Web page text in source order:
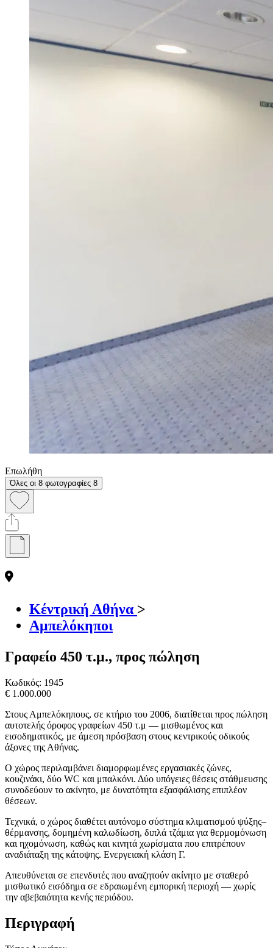
Επωλήθη
Όλες οι 8 φωτογραφίες 8
Κέντρική Αθήνα >
Αμπελόκηποι
Γραφείο 450 τ.μ., προς πώληση
Κωδικός: 1945
€ 1.000.000
Στους Αμπελόκηπους, σε κτήριο του 2006, διατίθεται προς πώληση
αυτοτελής όροφος γραφείων 450 τ.μ — μισθωμένος και
εισοδηματικός, με άμεση πρόσβαση στους κεντρικούς οδικούς
άξονες της Αθήνας.
Ο χώρος περιλαμβάνει διαμορφωμένες εργασιακές ζώνες,
κουζινάκι, δύο WC και μπαλκόνι. Δύο υπόγειες θέσεις στάθμευσης
συνοδεύουν το ακίνητο, με δυνατότητα εξασφάλισης επιπλέον
θέσεων.
Τεχνικά, ο χώρος διαθέτει αυτόνομο σύστημα κλιματισμού ψύξης–
θέρμανσης, δομημένη καλωδίωση, διπλά τζάμια για θερμομόνωση
και ηχομόνωση, καθώς και κινητά χωρίσματα που επιτρέπουν
αναδιάταξη της κάτοψης. Ενεργειακή κλάση Γ.
Απευθύνεται σε επενδυτές που αναζητούν ακίνητο με σταθερό
μισθωτικό εισόδημα σε εδραιωμένη εμπορική περιοχή — χωρίς
την αβεβαιότητα κενής περιόδου.
Περιγραφή